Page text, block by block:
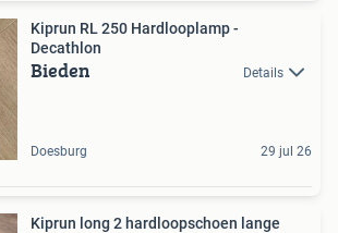
Kiprun RL 250 Hardlooplamp -
Decathlon
Bieden Details
Doesburg 29 jul 26
Kiprun long 2 hardloopschoen lange